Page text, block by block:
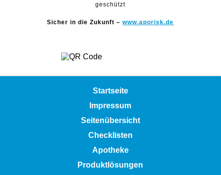
geschützt
Sicher in die Zukunft –www.aporisk.de
Startseite
Impressum
Seitenübersicht
Checklisten
Apotheke
Produktlösungen